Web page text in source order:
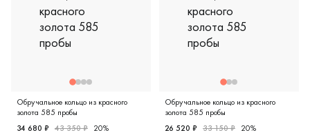
Обручальное кольцо из красного
золота 585 пробы
34 680 ₽ 43 350 ₽ 20%
Обручальное кольцо из красного
золота 585 пробы
26 520 ₽ 33 150 ₽ 20%